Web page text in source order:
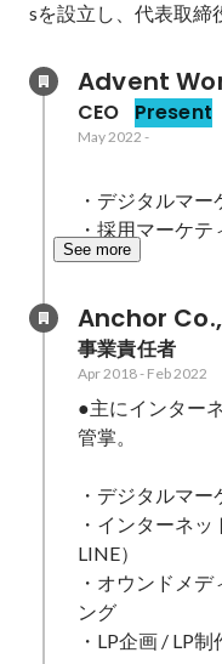
sを設立し、代表取締
Advent
CEO Present
May 2022 -
・デジタルマ
・採用マーケ
See more
Anchor
事業責任者
Apr 2018- Feb 2022
●主にインター
管掌。
・デジタルマ
・インターネ
LINE）
・オウンドメ
ング
・LP企画 / LP